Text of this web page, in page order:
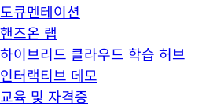
도큐멘테이션
핸즈온 랩
하이브리드 클라우드 학습 허브
인터랙티브 데모
교육 및 자격증